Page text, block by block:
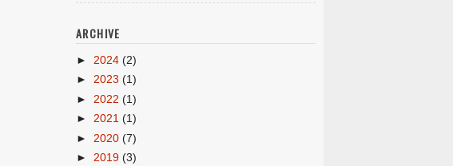
ARCHIVE
► 2024 (2)
► 2023 (1)
► 2022 (1)
► 2021 (1)
► 2020 (7)
► 2019 (3)